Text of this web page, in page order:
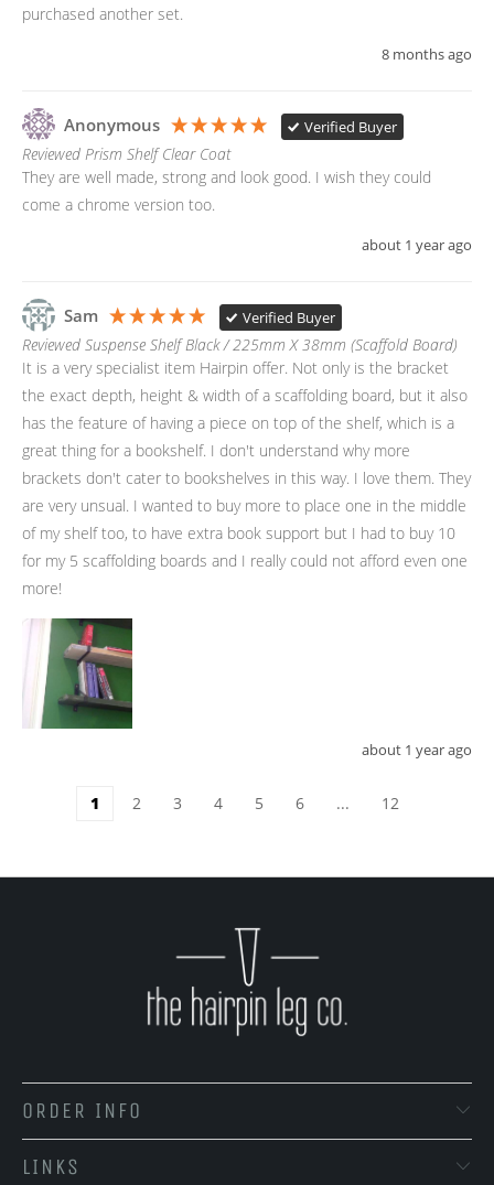
purchased another set.
8 months ago
Anonymous Verified Buyer
Reviewed Prism Shelf Clear Coat
They are well made, strong and look good. I wish they could
come a chrome version too.
about 1 year ago
Sam Verified Buyer
Reviewed Suspense Shelf Black / 225mm X 38mm (Scaffold Board)
It is a very specialist item Hairpin offer. Not only is the bracket
the exact depth, height & width of a scaffolding board, but it also
has the feature of having a piece on top of the shelf, which is a
great thing for a bookshelf. I don't understand why more
brackets don't cater to bookshelves in this way. I love them. They
are very unsual. I wanted to buy more to place one in the middle
of my shelf too, to have extra book support but I had to buy 10
for my 5 scaffolding boards and I really could not afford even one
more!
about 1 year ago
1 2 3 4 5 6 ... 12
ORDER INFO
LINKS